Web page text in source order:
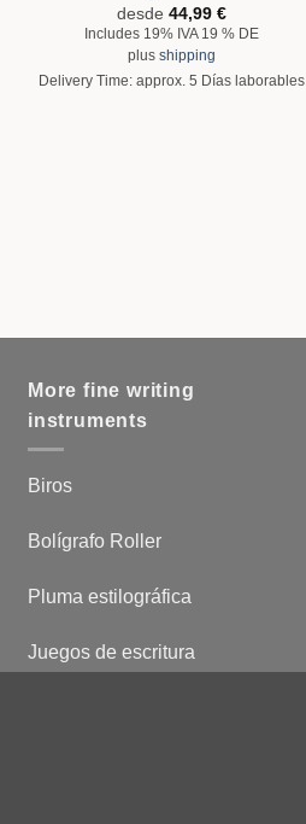
desde 44,99 €
Includes 19% IVA 19 % DE
plus shipping
Delivery Time: approx. 5 Días laborables
More fine writing
instruments
Biros
Bolígrafo Roller
Pluma estilográfica
Juegos de escritura